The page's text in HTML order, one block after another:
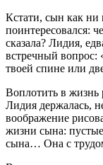
Кстати, сын как ни
поинтересовался:
сказала? Лидия,
встречный вопрос:
твоей спине или
Воплотить в жизнь
Лидия держалась,
воображение
жизни сына:
сына… Она с трудом